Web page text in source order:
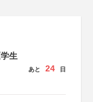
生
あと 24 日